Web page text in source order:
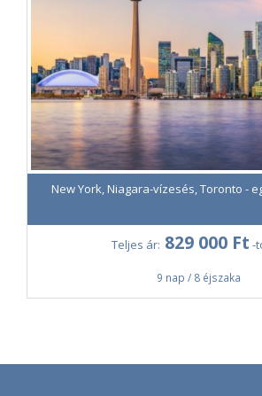
A Kanadába történő belépéshez
interneten előzetesen kitöltött eTA
szükséges. A regisztráció díja
irodánkban ügyintézéssel 7 000 Ft/fő.
eTA (elektronikus belépési engedély)
ügyintézése
Útlemondási biztosítás: 3,0%
kategória - Prémium egyéni biztosítás
Életkortól függetlenül köthető.
Colonnade ATLASZ - VILÁG2
New York, Niagara-vízesés, Toronto -
Teljes ár: 829 000 Ft -
9 nap / 8 éjszaka